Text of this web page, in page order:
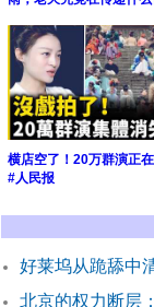
横店空了！20万群演正在
#人民报
好莱坞从跪舔中
北京的权力断层